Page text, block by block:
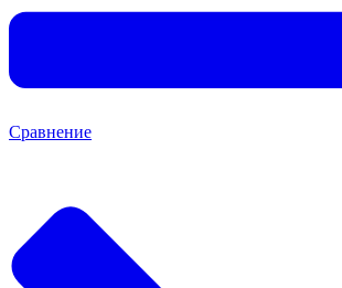
Сравнение